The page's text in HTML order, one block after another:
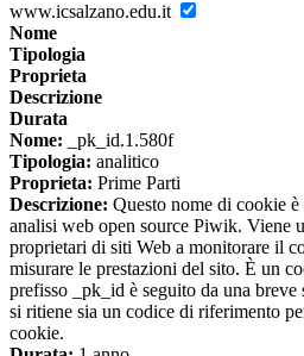
www.icsalzano.edu.it
Nome
Tipologia
Proprieta
Descrizione
Durata
Nome: _pk_id.1.580f
Tipologia: analitico
Proprieta: Prime Parti
Descrizione: Questo nome di cookie
analisi web open source Piwik. Viene
proprietari di siti Web a monitorare il
misurare le prestazioni del sito. È un
prefisso _pk_id è seguito da una breve
si ritiene sia un codice di riferimento
cookie.